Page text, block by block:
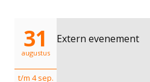
31
augustus
t/m 4 sep.
Extern evenement